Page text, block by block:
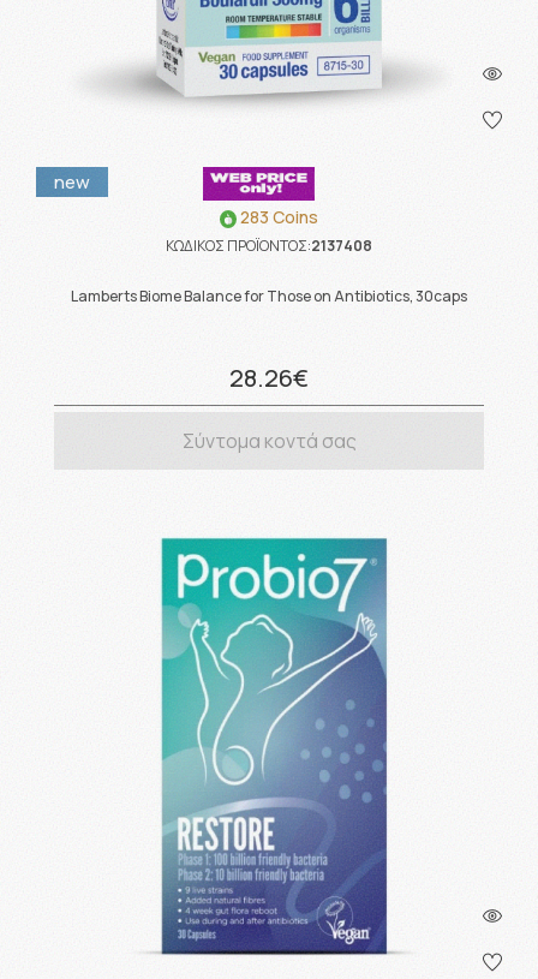
new
283 Coins
ΚΩΔΙΚΟΣ ΠΡΟΪΟΝΤΟΣ:2137408
Lamberts Biome Balance for Those on Antibiotics, 30caps
28.26€
Σύντομα κοντά σας